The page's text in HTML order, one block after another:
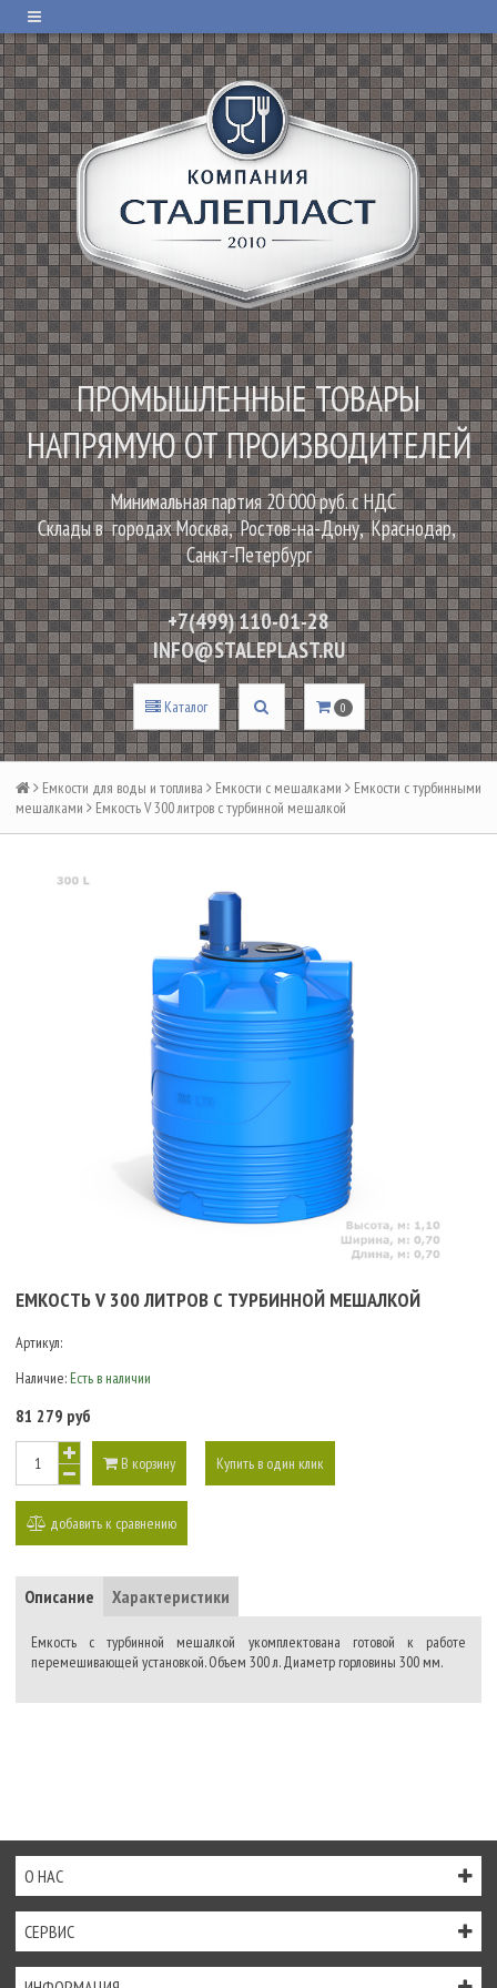
ПРОМЫШЛЕННЫЕ ТОВАРЫ
НАПРЯМУЮ ОТ ПРОИЗВОДИТЕЛЕЙ
Минимальная партия 20 000 руб. с НДС
Склады в городах Москва, Ростов-на-Дону, Краснодар,
Санкт-Петербург
+7(499) 110-01-28
INFO@STALEPLAST.RU
Каталог 0
Емкости для воды и топлива Емкости с мешалками
Емкости с турбинными
мешалками
Емкость V 300 литров с турбинной мешалкой
ЕМКОСТЬ V 300 ЛИТРОВ С ТУРБИННОЙ МЕШАЛКОЙ
Артикул:
Наличие: Есть в наличии
81 279 руб
В корзину Купить в один клик
добавить к сравнению
Описание Характеристики
Емкость с турбинной мешалкой укомплектована готовой к работе
перемешивающей установкой. Объем 300 л. Диаметр горловины 300 мм.
О НАС
СЕРВИС